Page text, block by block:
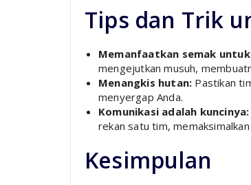
Tips dan Trik
Memanfaatkan semak
mengejutkan musuh,
Menangkis hutan: Pastikan
menyergap Anda.
Komunikasi adalah kuncinya:
rekan satu tim,
Kesimpulan